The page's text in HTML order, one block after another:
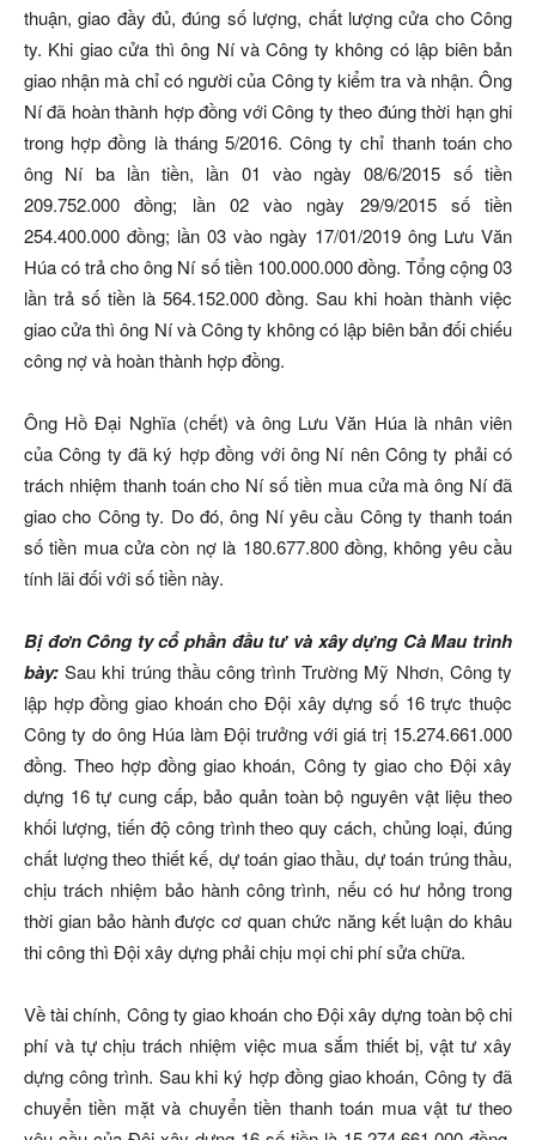
thuận, giao đầy đủ, đúng số lượng, chất lượng cửa cho Công
ty. Khi giao cửa thì ông Ní và Công ty không có lập biên bản
giao nhận mà chỉ có người của Công ty kiểm tra và nhận. Ông
Ní đã hoàn thành hợp đồng với Công ty theo đúng thời hạn ghi
trong hợp đồng là tháng 5/2016. Công ty chỉ thanh toán cho
ông Ní ba lần tiền, lần 01 vào ngày 08/6/2015 số tiền
209.752.000 đồng; lần 02 vào ngày 29/9/2015 số tiền
254.400.000 đồng; lần 03 vào ngày 17/01/2019 ông Lưu Văn
Húa có trả cho ông Ní số tiền 100.000.000 đồng. Tổng cộng 03
lần trả số tiền là 564.152.000 đồng. Sau khi hoàn thành việc
giao cửa thì ông Ní và Công ty không có lập biên bản đối chiếu
công nợ và hoàn thành hợp đồng.
Ông Hồ Đại Nghĩa (chết) và ông Lưu Văn Húa là nhân viên
của Công ty đã ký hợp đồng với ông Ní nên Công ty phải có
trách nhiệm thanh toán cho Ní số tiền mua cửa mà ông Ní đã
giao cho Công ty. Do đó, ông Ní yêu cầu Công ty thanh toán
số tiền mua cửa còn nợ là 180.677.800 đồng, không yêu cầu
tính lãi đối với số tiền này.
Bị đơn Công ty cổ phần đầu tư và xây dựng Cà Mau trình
bày: Sau khi trúng thầu công trình Trường Mỹ Nhơn, Công ty
lập hợp đồng giao khoán cho Đội xây dựng số 16 trực thuộc
Công ty do ông Húa làm Đội trưởng với giá trị 15.274.661.000
đồng. Theo hợp đồng giao khoán, Công ty giao cho Đội xây
dựng 16 tự cung cấp, bảo quản toàn bộ nguyên vật liệu theo
khối lượng, tiến độ công trình theo quy cách, chủng loại, đúng
chất lượng theo thiết kế, dự toán giao thầu, dự toán trúng thầu,
chịu trách nhiệm bảo hành công trình, nếu có hư hỏng trong
thời gian bảo hành được cơ quan chức năng kết luận do khâu
thi công thì Đội xây dựng phải chịu mọi chi phí sửa chữa.
Về tài chính, Công ty giao khoán cho Đội xây dựng toàn bộ chi
phí và tự chịu trách nhiệm việc mua sắm thiết bị, vật tư xây
dựng công trình. Sau khi ký hợp đồng giao khoán, Công ty đã
chuyển tiền mặt và chuyển tiền thanh toán mua vật tư theo